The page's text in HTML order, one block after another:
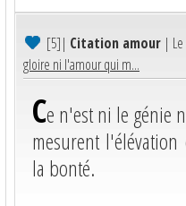
[5]| Citation amour |
gloire ni l'amour qui m...
Ce n'est ni le génie
mesurent
la bonté.